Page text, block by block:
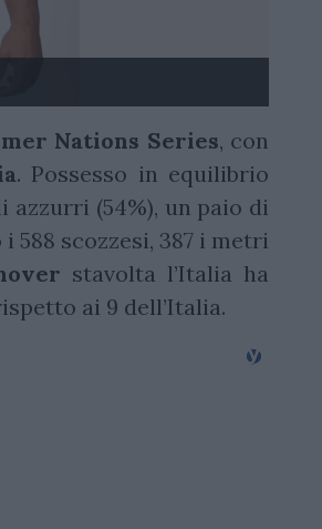
Nations Series, con
. Possesso in equilibrio
azzurri (54%), un paio di
588 scozzesi, 387 i metri
stavolta l’Italia ha
ai 9 dell’Italia.